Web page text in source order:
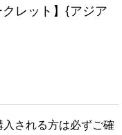
レット】{アジア
される方は必ずご確